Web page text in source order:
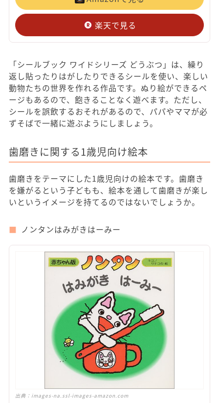
楽天で見る
「シールブック ワイドシリーズ どうぶつ」は、繰り
返し貼ったりはがしたりできるシールを使い、楽しい
動物たちの世界を作れる作品です。ぬり絵ができるペ
ージもあるので、飽きることなく遊べます。ただし、
シールを誤飲するおそれがあるので、パパやママが必
ずそばで一緒に遊ぶようにしましょう。
歯磨きに関する1歳児向け絵本
歯磨きをテーマにした1歳児向けの絵本です。歯磨き
を嫌がるという子どもも、絵本を通して歯磨きが楽し
いというイメージを持てるのではないでしょうか。
ノンタンはみがきはーみー
出典： images-na.ssl-images-amazon.com